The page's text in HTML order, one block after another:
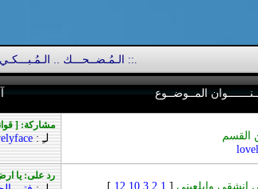
.:: الـمُـضــحـــك ..
المــوضــوع
القسم
مشاركة: [
لـِ :
انشقي وابلعيني [
1
2
3
10
12
]
رد على: يا